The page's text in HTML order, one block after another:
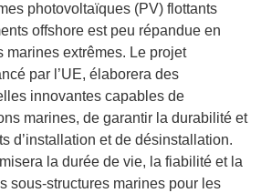
photovoltaïques (PV) flottants
offshore est peu répandue en
marines extrêmes. Le projet
par l’UE, élaborera des
innovantes capables de
marines, de garantir la durabilité et
d’installation et de désinstallation.
la durée de vie, la fiabilité et la
sous-structures marines pour les